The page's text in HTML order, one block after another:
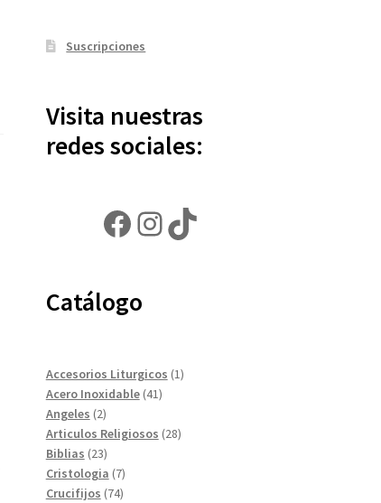
Suscripciones
Visita nuestras
redes sociales:
Facebook
Instagram
TikTok
Catálogo
Accesorios Liturgicos 11
Acero Inoxidable 4141
Angeles 22
productos
Articulos Religiosos 2828
Biblias 2323
productos
Cristologia 77
productos
Crucifijos 7474